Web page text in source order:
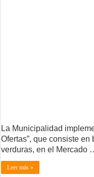
La Municipalidad
Ofertas”, que consiste
verduras, en el Mercado
Leer más »